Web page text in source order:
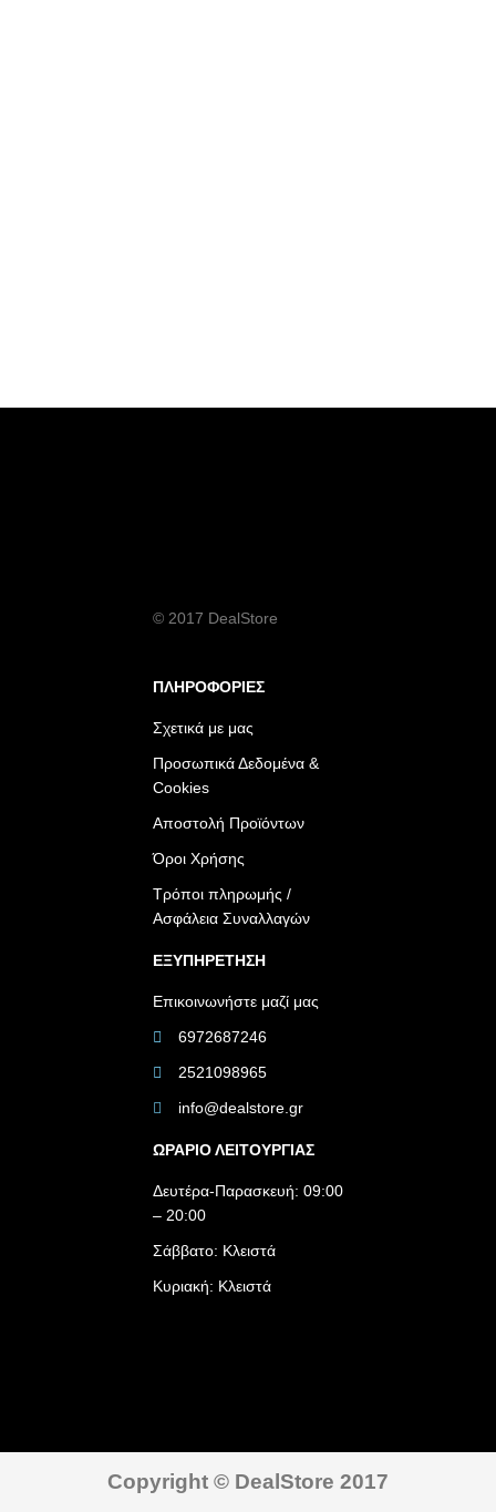
© 2017 DealStore
ΠΛΗΡΟΦΟΡΙΕΣ
Σχετικά με μας
Προσωπικά Δεδομένα &
Cookies
Αποστολή Προϊόντων
Όροι Χρήσης
Τρόποι πληρωμής /
Ασφάλεια Συναλλαγών
ΕΞΥΠΗΡΕΤΗΣΗ
Επικοινωνήστε μαζί μας
6972687246
2521098965
info@dealstore.gr
ΩΡΑΡΙΟ ΛΕΙΤΟΥΡΓΙΑΣ​
Δευτέρα-Παρασκευή: 09:00
– 20:00
Σάββατο: Κλειστά
Κυριακή: Κλειστά
Copyright © DealStore 2017